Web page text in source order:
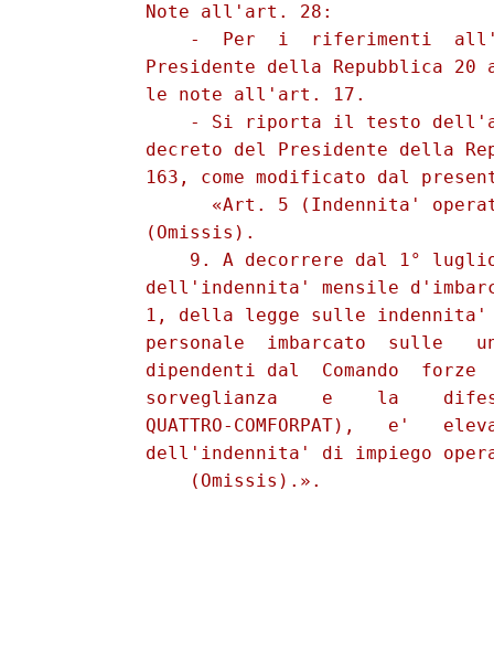
          Note all'art. 28:
-  Per  i  riferimenti
Presidente della Repubblica 20
          le note all'art. 17.
- Si riporta il testo
decreto del Presidente della
163, come modificato dal
«Art. 5 (Indennita'
          (Omissis).
9. A decorrere dal 1°
dell'indennita' mensile
1, della legge sulle
personale  imbarcato  sulle
dipendenti dal  Comando  forze
sorveglianza    e    la
QUATTRO-COMFORPAT),   e'
dell'indennita' di impiego